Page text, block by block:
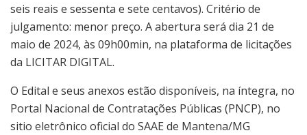
seis reais e sessenta e sete centavos). Critério de
julgamento: menor preço. A abertura será dia 21 de
maio de 2024, às 09h00min, na plataforma de licitações
da LICITAR DIGITAL.
O Edital e seus anexos estão disponíveis, na íntegra, no
Portal Nacional de Contratações Públicas (PNCP), no
sitio eletrônico oficial do SAAE de Mantena/MG